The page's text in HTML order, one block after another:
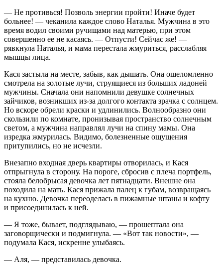
— Не противься! Позволь энергии пройти! Иначе будет
больнее! — чеканила каждое слово Наталья. Мужчина в это
время водил своими ручищами над матерью, при этом
совершенно ее не касаясь. — Отпусти! Сейчас же! —
рявкнула Наталья, и мама перестала жмуриться, расслабляя
мышцы лица.
Кася застыла на месте, забыв, как дышать. Она ошеломленно
смотрела на золотые лучи, струящиеся из больших ладоней
мужчины. Сначала они напомнили девушке солнечных
зайчиков, возникших из-за долгого контакта зрачка с солнцем.
Но вскоре обрели краски и удлинились. Волнообразно они
скользили по комнате, пронизывая пространство солнечным
светом, а мужчина направлял лучи на спину мамы. Она
изредка жмурилась. Видимо, болезненные ощущения
притупились, но не исчезли.
Внезапно входная дверь квартиры отворилась, и Кася
отпрыгнула в сторону. На пороге, сбросив с плеча портфель,
стояла белобрысая девочка лет пятнадцати. Внешне она
походила на мать. Кася прижала палец к губам, возвращаясь
на кухню. Девочка переоделась в пижамные штаны и кофту
и присоединилась к ней.
— Я тоже, бывает, подглядываю, — прошептала она
заговорщически и подмигнула. — «Вот так новости», —
подумала Кася, искренне улыбаясь.
— Аля, — представилась девочка.